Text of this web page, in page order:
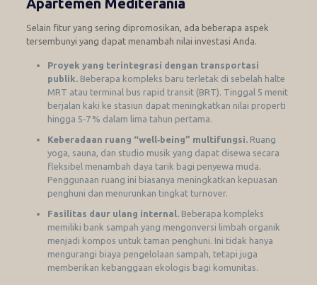
Selain fitur yang sering dipromosikan, ada beberapa aspek
tersembunyi yang dapat menambah nilai investasi Anda.
Proyek yang terintegrasi dengan transportasi
publik. Beberapa kompleks baru terletak di sebelah halte
MRT atau terminal bus rapid transit (BRT). Tinggal 5 menit
berjalan kaki ke stasiun dapat meningkatkan nilai properti
hingga 5‑7 % dalam lima tahun pertama.
Keberadaan ruang “well‑being” multifungsi. Ruang
yoga, sauna, dan studio musik yang dapat disewa secara
fleksibel menambah daya tarik bagi penyewa muda.
Penggunaan ruang ini biasanya meningkatkan kepuasan
penghuni dan menurunkan tingkat turnover.
Fasilitas daur ulang internal. Beberapa kompleks
memiliki bank sampah yang mengonversi limbah organik
menjadi kompos untuk taman penghuni. Ini tidak hanya
mengurangi biaya pengelolaan sampah, tetapi juga
memberikan kebanggaan ekologis bagi komunitas.